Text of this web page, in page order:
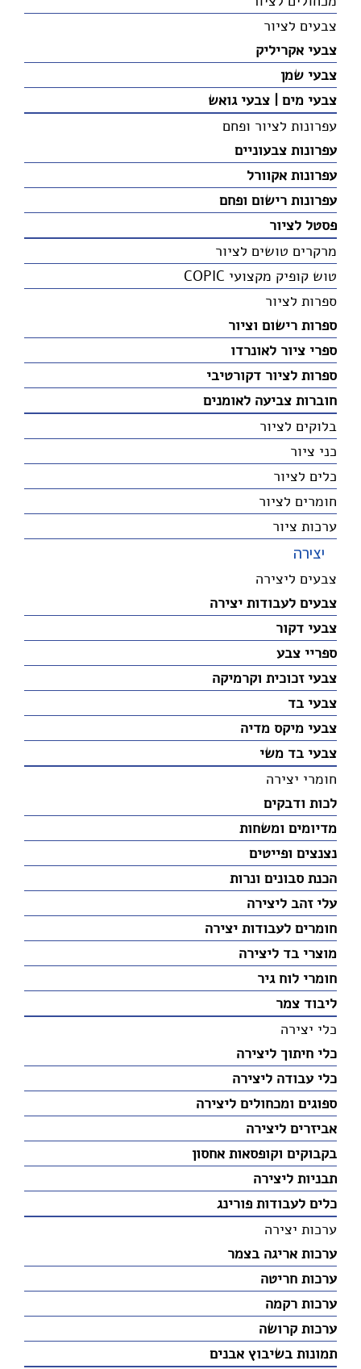
צבעים לציור
צבעי אקריליק
צבעי שמן
צבעי מים | צבעי גואש
עפרונות לציור ופחם
עפרונות צבעוניים
עפרונות אקוורל
עפרונות רישום ופחם
פסטל לציור
מרקרים טושים לציור
טוש קופיק מקצועי COPIC
ספרות לציור
ספרות רישום וציור
ספרי ציור לאונרדו
ספרות לציור דקורטיבי
חוברות צביעה לאומנים
בלוקים לציור
כני ציור
כלים לציור
חומרים לציור
ערכות ציור
יצירה
צבעים ליצירה
צבעים לעבודות יצירה
צבעי דקור
ספריי צבע
צבעי זכוכית וקרמיקה
צבעי בד
צבעי מיקס מדיה
צבעי בד משי
חומרי יצירה
לכות ודבקים
מדיומים ומשחות
נצנצים ופייטים
הכנת סבונים ונרות
עלי זהב ליצירה
חומרים לעבודות יצירה
מוצרי בד ליצירה
חומרי לוח גיר
ליבוד צמר
כלי יצירה
כלי חיתוך ליצירה
כלי עבודה ליצירה
ספוגים ומכחולים ליצירה
אביזרים ליצירה
בקבוקים וקופסאות אחסון
תבניות ליצירה
כלים לעבודות פורינג
ערכות יצירה
ערכות אריגה בצמר
ערכות חריטה
ערכות רקמה
ערכות קרושה
תמונות בשיבוץ אבנים